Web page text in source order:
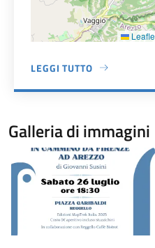
LEGGI TUTTO
A PROPOSITO DI PIAZZA
Galleria di immagini
Image